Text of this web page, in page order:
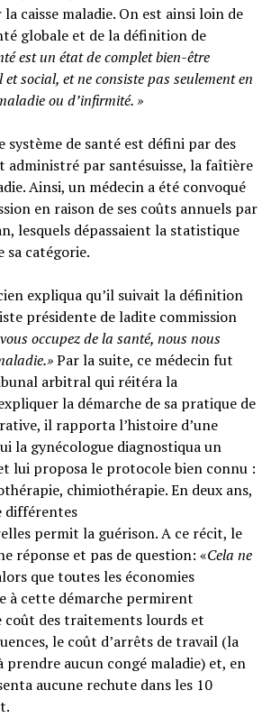
caisse maladie. On est ainsi loin de
globale et de la définition de
est un état de complet bien-être
et social, et ne consiste pas seulement en
ou d’infirmité.»
système de santé est défini par des
administré par santésuisse, la faîtière
Ainsi, un médecin a été convoqué
en raison de ses coûts annuels par
lesquels dépassaient la statistique
sa catégorie.
expliqua qu’il suivait la définition
présidente de ladite commission
occupez de la santé, nous nous
Par la suite, ce médecin fut
arbitral qui réitéra la
la démarche de sa pratique de
il rapporta l’histoire d’une
la gynécologue diagnostiqua un
lui proposa le protocole bien connu :
chimiothérapie. En deux ans,
différentes
permit la guérison. A ce récit, le
réponse et pas de question: «Cela ne
que toutes les économies
à cette démarche permirent
coût des traitements lourds et
le coût d’arrêts de travail (la
prendre aucun congé maladie) et, en
aucune rechute dans les 10